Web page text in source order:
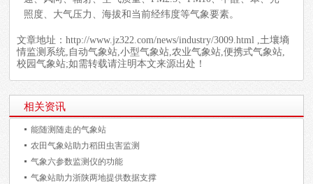
照度、大气压力、海拔和当前经纬度等气象要素。
文章地址：http://www.jz322.com/news/industry/3009.html ,土壤墒
情监测系统,自动气象站,小型气象站,农业气象站,便携式气象站,
校园气象站;如需转载请注明本文来源出处！
相关资讯
能随测随走的气象站
农田气象站助力稻田虫害监测
气象六参数监测仪的功能
气象站助力浙陕两地提供数据支撑